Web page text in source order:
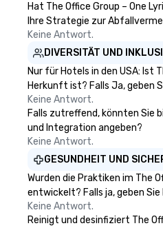
Hat The Office Group – One
Ihre Strategie zur
Keine Antwort.
DIVERSITÄT UND
Nur für Hotels in den USA:
Herkunft ist? Falls Ja, geben
Keine Antwort.
Falls zutreffend, könnten Sie
und Integration angeben?
Keine Antwort.
GESUNDHEIT UND
Wurden die Praktiken im The
entwickelt? Falls ja, geben
Keine Antwort.
Reinigt und desinfiziert The